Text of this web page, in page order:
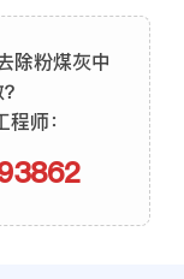
除粉煤灰中
师：